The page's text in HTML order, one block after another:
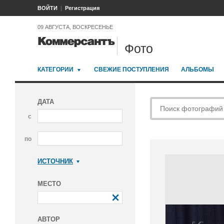
ВОЙТИ Регистрация
09 АВГУСТА, ВОСКРЕСЕНЬЕ
Фото
КАТЕГОРИИ СВЕЖИЕ ПОСТУПЛЕНИЯ АЛЬБОМЫ
ДАТА
с
по
ИСТОЧНИК
МЕСТО
АВТОР